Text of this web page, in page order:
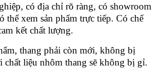
có địa chỉ rõ ràng, có showroom
thể xem sản phẩm trực tiếp. Có chế
kết chất lượng.
thang phải còn mới, không bị
liệu nhôm thang sẽ không bị gỉ.